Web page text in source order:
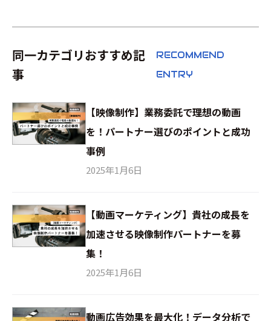
同一カテゴリおすすめ記
事
RECOMMEND
ENTRY
【映像制作】業務委託で理想の動画
を！パートナー選びのポイントと成功
事例
2025年1月6日
【動画マーケティング】貴社の成長を
加速させる映像制作パートナーを募
集！
2025年1月6日
動画広告効果を最大化！データ分析で